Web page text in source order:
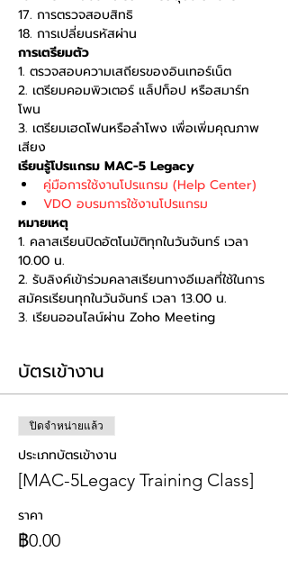
17. การตรวจสอบสิทธิ
18. การเปลี่ยนรหัสผ่าน
การเตรียมตัว
1. ตรวจสอบความเสถียรของอินเทอร์เน็ต
2. เตรียมคอมพิวเตอร์ แล็ปท็อป หรือสมาร์ท
โพน
3. เตรียมเฮดโฟนหรือลำโพง เพื่อเพิ่มคุณภาพ
เสียง
เรียนรู้โปรแกรม MAC-5 Legacy
คู่มือการใช้งานโปรแกรม (Help Center)
VDO อบรมการใช้งานโปรแกรม
หมายเหตุ
1. คลาสเรียนปิดอัตโนมัติทุกในวันจันทร์ เวลา
10.00 น.
2. รับลิงค์เข้าร่วมคลาสเรียนทางอีเมลที่ใช้ในการ
สมัครเรียนทุกในวันจันทร์ เวลา 13.00 น.
3. เรียนออนไลน์ผ่าน Zoho Meeting
บัตรเข้างาน
ปิดจำหน่ายแล้ว
ประเภทบัตรเข้างาน
[MAC-5Legacy Training Class]
ราคา
฿0.00